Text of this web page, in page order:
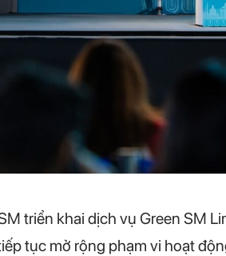
triển khai dịch vụ Green SM
tục mở rộng phạm vi hoạt